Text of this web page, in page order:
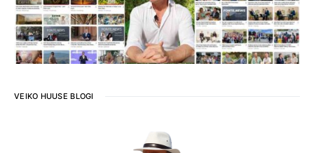
VEIKO HUUSE BLOGI